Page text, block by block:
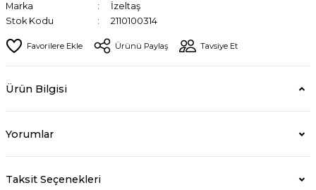
Marka
İzeltaş
Stok Kodu
2110100314
Ürünü Paylaş Tavsiye Et
Ürün Bilgisi
Yorumlar
Taksit Seçenekleri